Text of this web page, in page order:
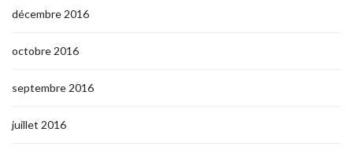
décembre 2016
octobre 2016
septembre 2016
juillet 2016